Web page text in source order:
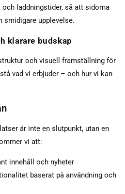
laddningstider, så att sidorna
smidigare upplevelse.
klarare budskap
och visuell framställning för
vad vi erbjuder – och hur vi kan
är inte en slutpunkt, utan en
vi att:
innehåll och nyheter
baserat på användning och